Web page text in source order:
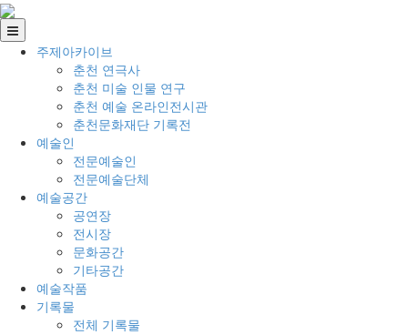
주제아카이브
춘천 연극사
춘천 미술 인물 연구
춘천 예술 온라인전시관
춘천문화재단 기록전
예술인
전문예술인
전문예술단체
예술공간
공연장
전시장
문화공간
기타공간
예술작품
기록물
전체 기록물